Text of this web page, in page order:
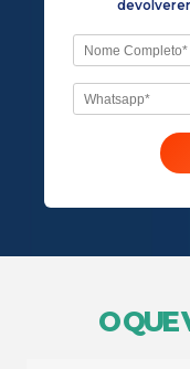
O QUE